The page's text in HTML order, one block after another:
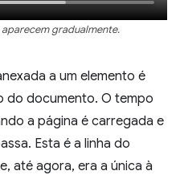
gradualmente.
a um elemento é
do documento. O tempo
a página é carregada e
Esta é a linha do
até agora, era a única à